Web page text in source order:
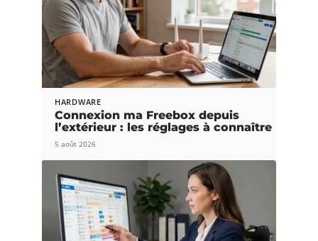
HARDWARE
Connexion ma Freebox depuis
l’extérieur : les réglages à connaître
5 août 2026